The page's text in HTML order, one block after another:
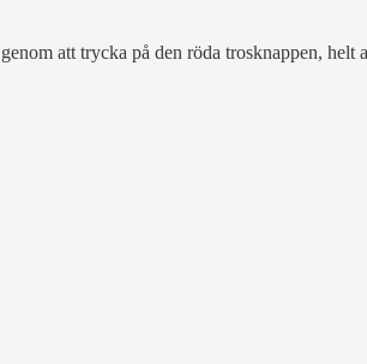
att trycka på den röda trosknappen,